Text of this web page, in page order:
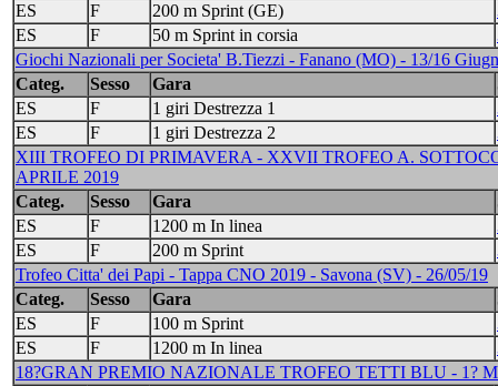
ES
F 200 m Sprint (GE)
ES
F 50 m Sprint in corsia
Giochi Nazionali per Societa' B.Tiezzi - Fanano (MO) - 13/16
Categ.
Sesso Gara
ES
F 1 giri Destrezza 1
ES
F 1 giri Destrezza 2
XIII TROFEO DI PRIMAVERA - XXVII TROFEO A.
APRILE 2019
Categ.
Sesso Gara
ES
F 1200 m In linea
ES
F 200 m Sprint
Trofeo Citta' dei Papi - Tappa CNO 2019 - Savona (SV) - 26/05/19
Categ.
Sesso Gara
ES
F 100 m Sprint
ES
F 1200 m In linea
18?GRAN PREMIO NAZIONALE TROFEO TETTI BLU - 1?